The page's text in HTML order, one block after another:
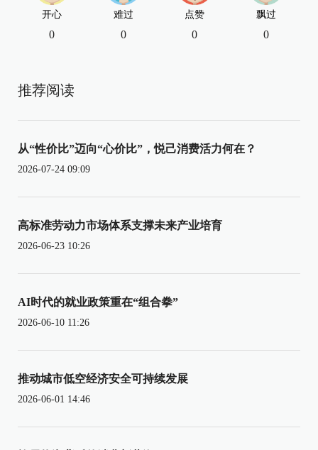
开心
0
难过
0
点赞
0
飘过
0
推荐阅读
从“性价比”迈向“心价比”，悦己消费活力何在？
2026-07-24 09:09
高标准劳动力市场体系支撑未来产业培育
2026-06-23 10:26
AI时代的就业政策重在“组合拳”
2026-06-10 11:26
推动城市低空经济安全可持续发展
2026-06-01 14:46